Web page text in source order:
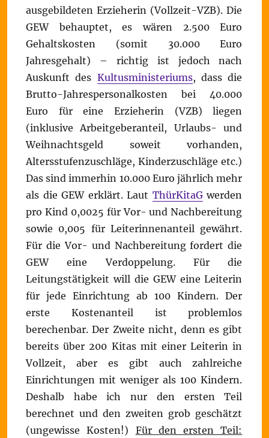
ausgebildeten Erzieherin (Vollzeit-VZB). Die
GEW behauptet, es wären 2.500 Euro
Gehaltskosten (somit 30.000 Euro
Jahresgehalt) – richtig ist jedoch nach
Auskunft des Kultusministeriums, dass die
Brutto-Jahrespersonalkosten bei 40.000
Euro für eine Erzieherin (VZB) liegen
(inklusive Arbeitgeberanteil, Urlaubs- und
Weihnachtsgeld soweit vorhanden,
Altersstufenzuschläge, Kinderzuschläge etc.)
Das sind immerhin 10.000 Euro jährlich mehr
als die GEW erklärt. Laut ThürKitaGwerden
pro Kind 0,0025 für Vor- und Nachbereitung
sowie 0,005 für Leiterinnenanteil gewährt.
Für die Vor- und Nachbereitung fordert die
GEW eine Verdoppelung. Für die
Leitungstätigkeit will die GEW eine Leiterin
für jede Einrichtung ab 100 Kindern. Der
erste Kostenanteil ist problemlos
berechenbar. Der Zweite nicht, denn es gibt
bereits über 200 Kitas mit einer Leiterin in
Vollzeit, aber es gibt auch zahlreiche
Einrichtungen mit weniger als 100 Kindern.
Deshalb habe ich nur den ersten Teil
berechnet und den zweiten grob geschätzt
(ungewisse Kosten!) Für den ersten Teil: